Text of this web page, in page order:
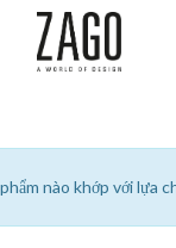
nào khớp với lựa